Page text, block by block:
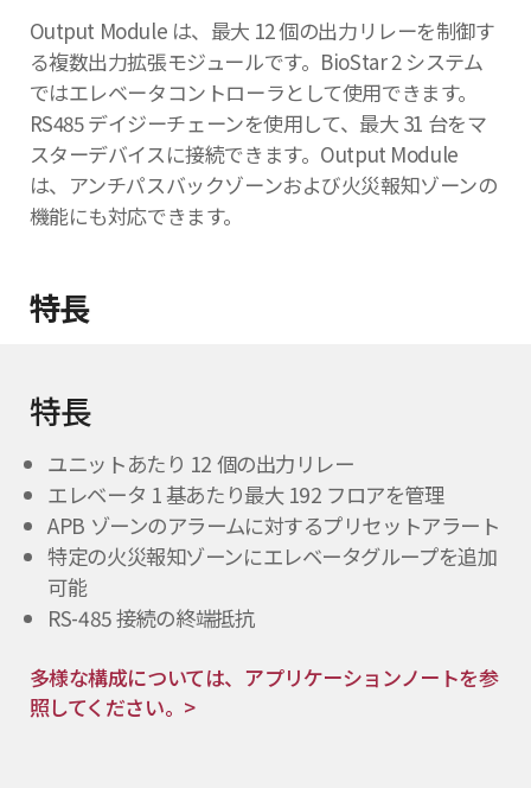
Output Module は、最大 12 個の出力リレーを制御す
る複数出力拡張モジュールです。BioStar 2 システム
ではエレベータコントローラとして使用できます。
RS485 デイジーチェーンを使用して、最大 31 台をマ
スターデバイスに接続できます。Output Module
は、アンチパスバックゾーンおよび火災報知ゾーンの
機能にも対応できます。
特長
特長
ユニットあたり 12 個の出力リレー
エレベータ 1 基あたり最大 192 フロアを管理
APB ゾーンのアラームに対するプリセットアラート
特定の火災報知ゾーンにエレベータグループを追加
可能
RS-485 接続の終端抵抗
多様な構成については、アプリケーションノートを参
照してください。>